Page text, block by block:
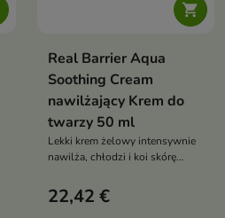

Real Barrier Aqua
Soothing Cream
nawilżający Krem do
twarzy 50 ml
Lekki krem żelowy intensywnie
nawilża, chłodzi i koi skórę
zaczerwienioną. Formuła z 5
formami kwasu hialuronowego,
22,42 €